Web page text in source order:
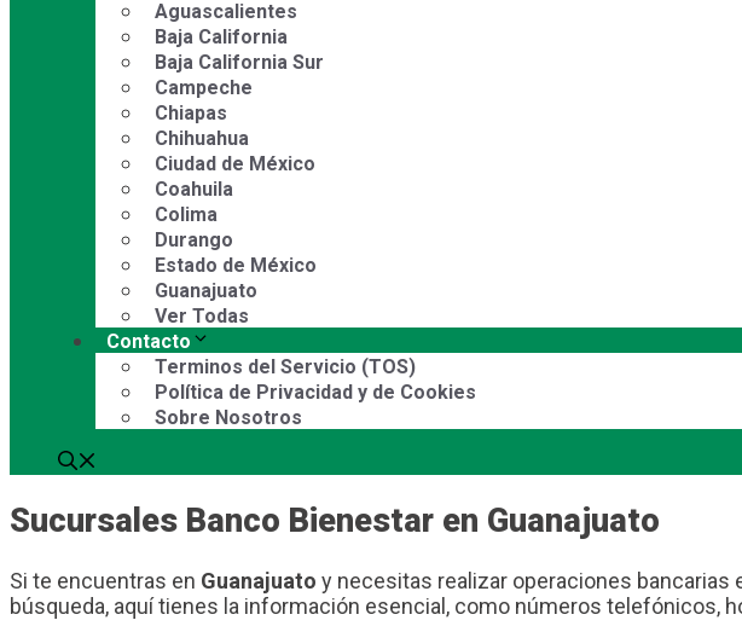
Aguascalientes
Baja California
Baja California Sur
Campeche
Chiapas
Chihuahua
Ciudad de México
Coahuila
Colima
Durango
Estado de México
Guanajuato
Ver Todas
Contacto
Terminos del Servicio (TOS)
Política de Privacidad y de Cookies
Sobre Nosotros
Sucursales Banco Bienestar en Guanajuato
Si te encuentras en Guanajuato y necesitas realizar operaciones bancarias
búsqueda, aquí tienes la información esencial, como números telefónicos,